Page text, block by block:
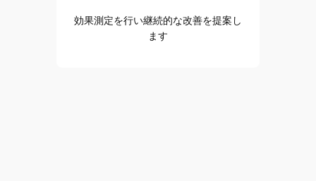
効果測定を行い継続的な改善を提案し
ます